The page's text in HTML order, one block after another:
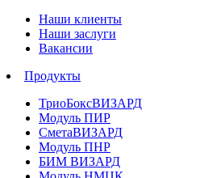
Наши клиенты
Наши заслуги
Вакансии
Продукты
ТриоБоксВИЗАРД
Модуль ПИР
СметаВИЗАРД
Модуль ПНР
БИМ ВИЗАРД